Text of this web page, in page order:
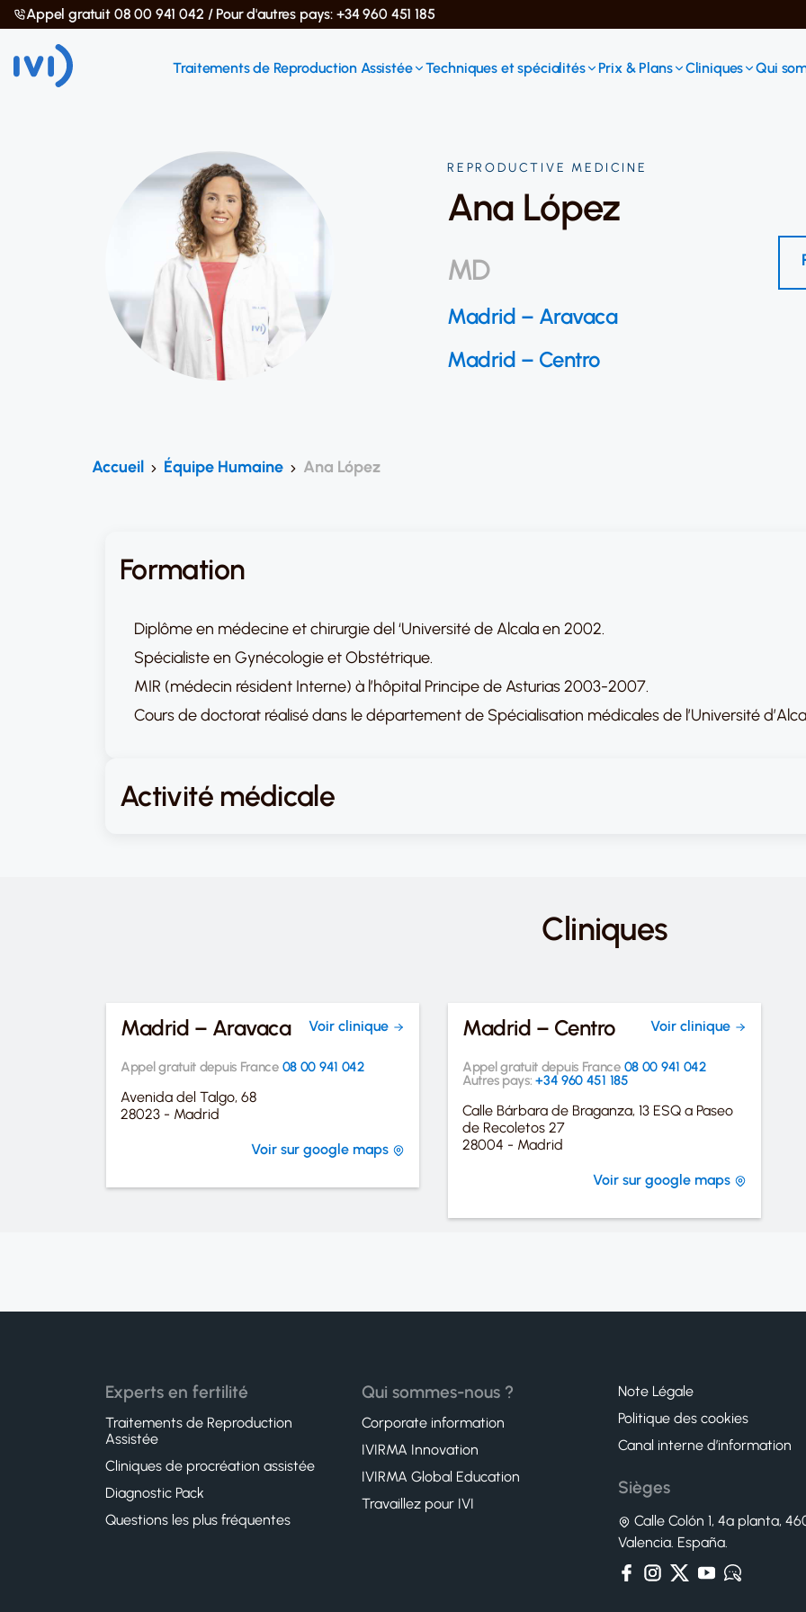
Appel gratuit 08 00 941 042 / Pour d'autres pays: +34 960 451 185
Traitements de Reproduction Assistée Techniques et spécialités Prix & Plans Cliniques Qui
REPRODUCTIVE MEDICINE
Ana López
MD
Madrid – Aravaca
Madrid – Centro
Accueil Équipe Humaine Ana López
Formation
Diplôme en médecine et chirurgie del ‘Université de Alcala en 2002.
Spécialiste en Gynécologie et Obstétrique.
MIR (médecin résident Interne) à l’hôpital Principe de Asturias 2003-2007.
Cours de doctorat réalisé dans le département de Spécialisation médicales de l’Université
Activité médicale
Cliniques
Voir clinique
Madrid – Aravaca
Appel gratuit depuis France 08 00 941 042
Avenida del Talgo, 68
28023 - Madrid
Voir sur google maps
Voir clinique
Madrid – Centro
Appel gratuit depuis France 08 00 941 042
Autres pays:+34 960 451 185
Calle Bárbara de Braganza, 13 ESQ a Paseo
de Recoletos 27
28004 - Madrid
Voir sur google maps
Experts en fertilité
Traitements de Reproduction
Assistée
Cliniques de procréation assistée
Diagnostic Pack
Questions les plus fréquentes
Qui sommes-nous ?
Corporate information
IVIRMA Innovation
IVIRMA Global Education
Travaillez pour IVI
Note Légale
Politique des cookies
Canal interne d’information
Sièges
Calle Colón 1, 4ª planta,
Valencia. España.